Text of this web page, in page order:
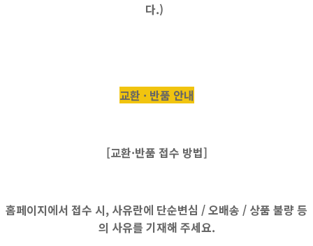
다.)
교환 · 반품 안내
[교환·반품 접수 방법]
홈페이지에서 접수 시, 사유란에 단순변심 / 오배송 / 상품 불량등
의 사유를 기재해 주세요.